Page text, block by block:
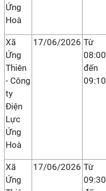
Ứng
Hoà
Xã
Ứng
Thiên
- Công
ty
Điện
Lực
Ứng
Hoà
17/06/2026 Từ
08:00
đến
09:10
Xã
Ứng
17/06/2026 Từ
09:30